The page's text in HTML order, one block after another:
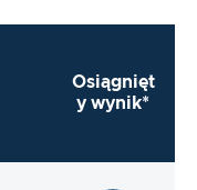
Osiągnięt
y wynik*